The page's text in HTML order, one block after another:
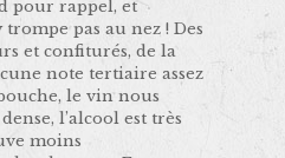
pour rappel, et
pas au nez ! Des
et confiturés, de la
note tertiaire assez
le vin nous
l’alcool est très
moins